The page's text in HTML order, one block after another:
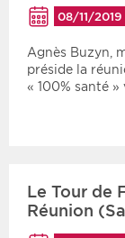
08/11/2019
Agnès Buzyn,
préside la
« 100% santé
Le Tour de
Réunion